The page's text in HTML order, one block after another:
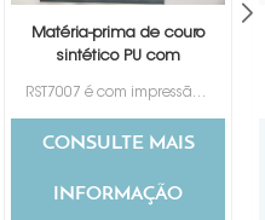
Matéria-prima de couro
sintético PU com
RST7007 é com impressão de design em nuvem, 7 cores para sua escolha.
CONSULTE MAIS
INFORMAÇÃO